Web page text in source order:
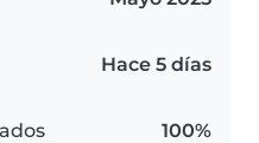
Hace 5 días
100%